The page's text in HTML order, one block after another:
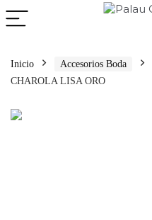
Inicio Accesorios Boda
CHAROLA LISA ORO